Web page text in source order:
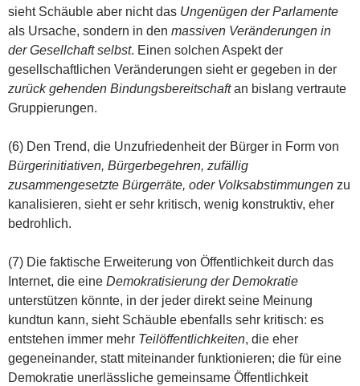
sieht Schäuble aber nicht das Ungenügen der Parlamente
als Ursache, sondern in den massiven Veränderungen in
der Gesellchaft selbst. Einen solchen Aspekt der
gesellschaftlichen Veränderungen sieht er gegeben in der
zurück gehenden Bindungsbereitschaftan bislang vertraute
Gruppierungen.
(6) Den Trend, die Unzufriedenheit der Bürger in Form von
Bürgerinitiativen, Bürgerbegehren, zufällig
zusammengesetzte Bürgerräte, oder Volksabstimmungen zu
kanalisieren, sieht er sehr kritisch, wenig konstruktiv, eher
bedrohlich.
(7) Die faktische Erweiterung von Öffentlichkeit durch das
Internet, die eine Demokratisierung der Demokratie
unterstützen könnte, in der jeder direkt seine Meinung
kundtun kann, sieht Schäuble ebenfalls sehr kritisch: es
entstehen immer mehr Teilöffentlichkeiten, die eher
gegeneinander, statt miteinander funktionieren; die für eine
Demokratie unerlässliche gemeinsame Öffentlichkeit